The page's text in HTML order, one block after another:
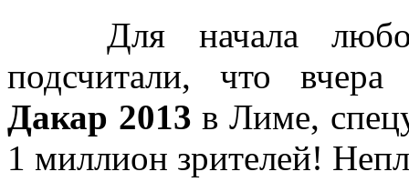
Для начала
подсчитали, что
Дакар 2013 в Лиме,
1 миллион зрителей!